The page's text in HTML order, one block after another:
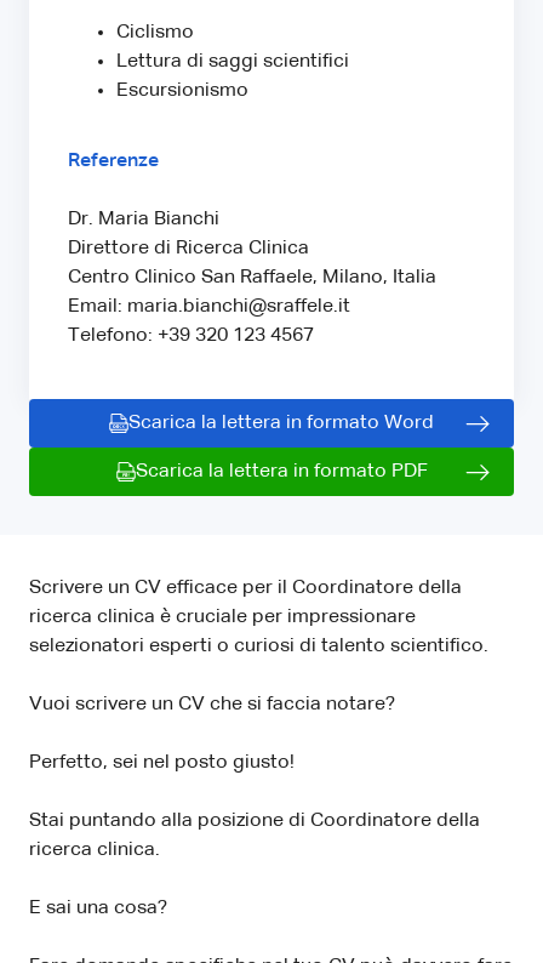
Ciclismo
Lettura di saggi scientifici
Escursionismo
Referenze
Dr. Maria Bianchi
Direttore di Ricerca Clinica
Centro Clinico San Raffaele, Milano, Italia
Email: maria.bianchi@sraffele.it
Telefono: +39 320 123 4567
Scarica la lettera in formato Word
Scarica la lettera in formato PDF
Scrivere un CV efficace per il Coordinatore della
ricerca clinica è cruciale per impressionare
selezionatori esperti o curiosi di talento scientifico.
Vuoi scrivere un CV che si faccia notare?
Perfetto, sei nel posto giusto!
Stai puntando alla posizione di Coordinatore della
ricerca clinica.
E sai una cosa?